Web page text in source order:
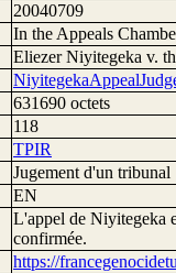
20040709
In the Appeals
Eliezer Niyitegeka v.
631690 octets
118
TPIR
Jugement d'un tribunal
EN
L'appel de Niyitegeka
confirmée.
https://